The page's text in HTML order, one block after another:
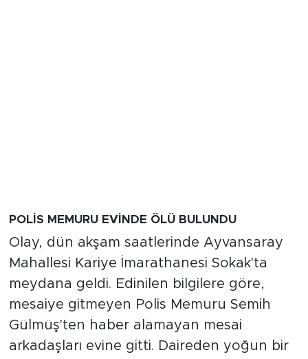
POLİS MEMURU EVİNDE ÖLÜ BULUNDU
Olay, dün akşam saatlerinde Ayvansaray
Mahallesi Kariye İmarathanesi Sokak'ta
meydana geldi. Edinilen bilgilere göre,
mesaiye gitmeyen Polis Memuru Semih
Gülmüş'ten haber alamayan mesai
arkadaşları evine gitti. Daireden yoğun bir